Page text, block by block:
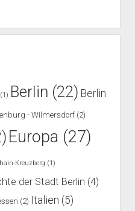
(1) Berlin (22) Berlin
- Wilmersdorf(2)
Europa (27)
Kreuzberg (1)
der Stadt Berlin (4)
(2) Italien (5)